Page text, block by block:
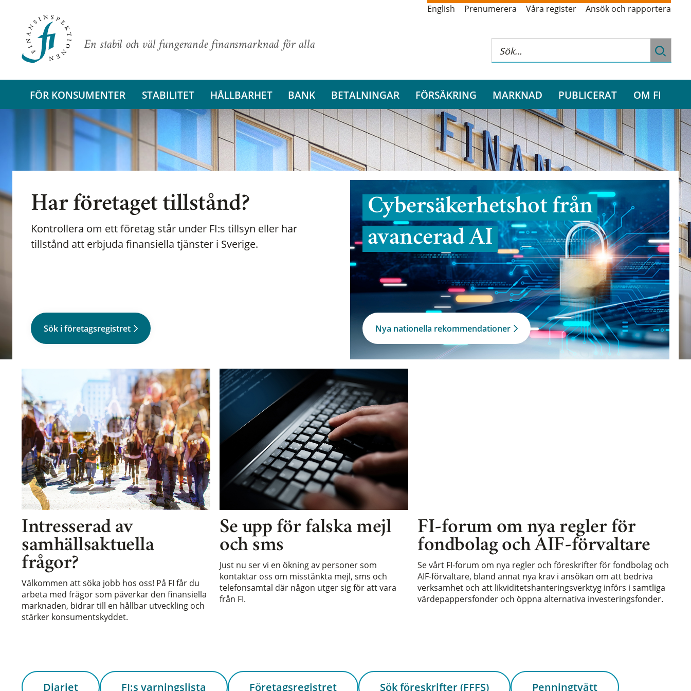
En stabil och väl fungerande finansmarknad för alla
English Prenumerera Våra register Ansök och rapportera
FÖR KONSUMENTER STABILITET HÅLLBARHET BANK BETALNINGAR FÖRSÄKRING MARKNAD PUBLICERAT OM FI
Har företaget tillstånd?
Kontrollera om ett företag står under FI:s tillsyn eller har
tillstånd att erbjuda finansiella tjänster i Sverige.
Sök i företagsregistret
Cybersäkerhetshot från
avancerad AI
Nya nationella rekommendationer
Intresserad av
samhällsaktuella
frågor?
Välkommen att söka jobb hos oss! På FI får du
arbeta med frågor som påverkar den finansiella
marknaden, bidrar till en hållbar utveckling och
stärker konsumentskyddet.
Se upp för falska mejl
och sms
Just nu ser vi en ökning av personer som
kontaktar oss om misstänkta mejl, sms och
telefonsamtal där någon utger sig för att vara
från FI.
FI-forum om nya regler för
fondbolag och AIF-förvaltare
Se vårt FI-forum om nya regler och föreskrifter för fondbolag och
AIF-förvaltare, bland annat nya krav i ansökan om att bedriva
verksamhet och att likviditetshanteringsverktyg införs i samtliga
värdepappersfonder och öppna alternativa investeringsfonder.
Diariet FI:s varningslista Företagsregistret Sök föreskrifter (FFFS) Penningtvätt